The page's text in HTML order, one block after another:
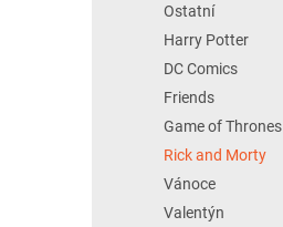
Ostatní
Harry Potter
DC Comics
Friends
Game of Thrones
Rick and Morty
Vánoce
Valentýn